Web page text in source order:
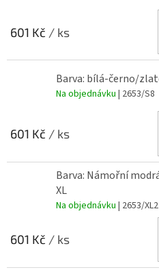
601 Kč / ks
Barva: bílá-černo/
Na objednávku | 2653/S8
601 Kč / ks
Barva: Námořní
XL
Na objednávku | 2653/XL2
601 Kč / ks